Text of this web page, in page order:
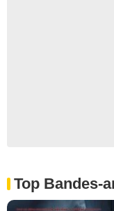
Top Bandes-